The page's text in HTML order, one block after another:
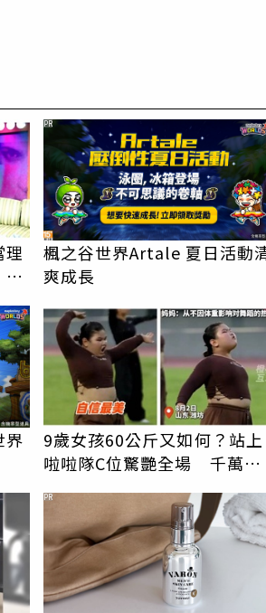
理
楓之谷世界Artale 夏日活動
爽成長
PR
界
9歲女孩60公斤又如何？站上
啦啦隊C位驚艷全場 千萬網
PR